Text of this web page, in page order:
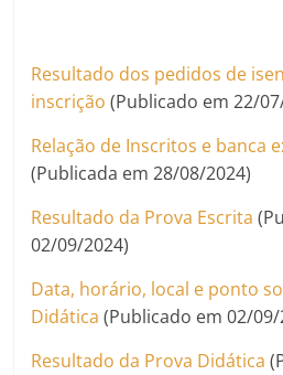
Resultado dos pedidos de
inscrição (Publicado em 22/
Relação de Inscritos e banca
(Publicada em 28/08/2024)
Resultado da Prova Escrita
02/09/2024)
Data, horário, local e ponto
Didática (Publicado em 02/09/
Resultado da Prova Didática